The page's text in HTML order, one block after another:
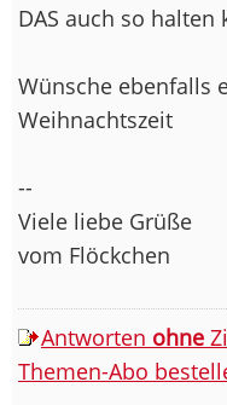
DAS auch so halten
Wünsche ebenfalls
Weihnachtszeit
--
Viele liebe Grüße
vom Flöckchen
Antworten ohne
Themen-Abo